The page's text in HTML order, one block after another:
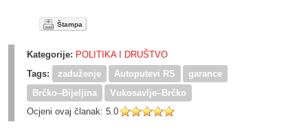
Štampa
Kategorije: POLITIKA I DRUŠTVO
Tags:
zaduženje Autoputevi RS
garance
Brčko–Bijeljina
Vukosavlje–Brčko
Ocjeni ovaj članak: 5.0